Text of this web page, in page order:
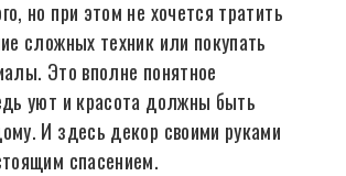
но при этом не хочется тратить
сложных техник или покупать
Это вполне понятное
уют и красота должны быть
И здесь декор своими руками
спасением.